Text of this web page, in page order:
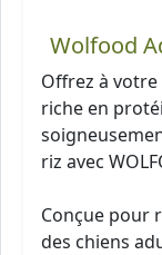
Wolfood
Offrez à
riche en
riz avec
Conçue pour
des chiens